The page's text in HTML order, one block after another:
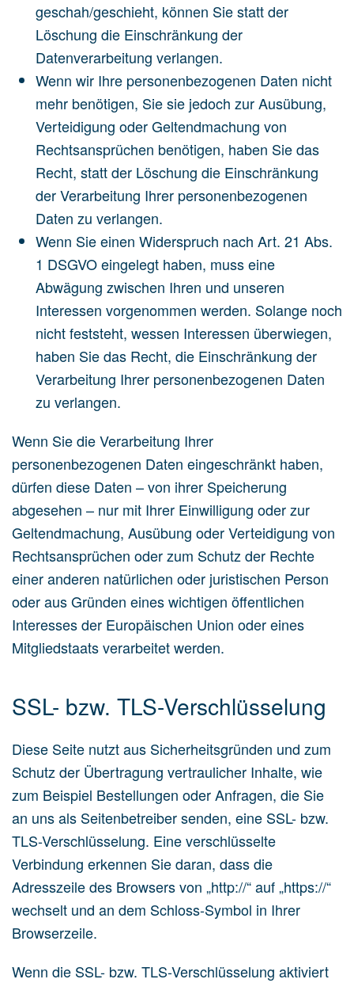
geschah/geschieht, können Sie statt der
Löschung die Einschränkung der
Datenverarbeitung verlangen.
Wenn wir Ihre personenbezogenen Daten nicht
mehr benötigen, Sie sie jedoch zur Ausübung,
Verteidigung oder Geltendmachung von
Rechtsansprüchen benötigen, haben Sie das
Recht, statt der Löschung die Einschränkung
der Verarbeitung Ihrer personenbezogenen
Daten zu verlangen.
Wenn Sie einen Widerspruch nach Art. 21 Abs.
1 DSGVO eingelegt haben, muss eine
Abwägung zwischen Ihren und unseren
Interessen vorgenommen werden. Solange noch
nicht feststeht, wessen Interessen überwiegen,
haben Sie das Recht, die Einschränkung der
Verarbeitung Ihrer personenbezogenen Daten
zu verlangen.
Wenn Sie die Verarbeitung Ihrer
personenbezogenen Daten eingeschränkt haben,
dürfen diese Daten – von ihrer Speicherung
abgesehen – nur mit Ihrer Einwilligung oder zur
Geltendmachung, Ausübung oder Verteidigung von
Rechtsansprüchen oder zum Schutz der Rechte
einer anderen natürlichen oder juristischen Person
oder aus Gründen eines wichtigen öffentlichen
Interesses der Europäischen Union oder eines
Mitgliedstaats verarbeitet werden.
SSL- bzw. TLS-Verschlüsselung
Diese Seite nutzt aus Sicherheitsgründen und zum
Schutz der Übertragung vertraulicher Inhalte, wie
zum Beispiel Bestellungen oder Anfragen, die Sie
an uns als Seitenbetreiber senden, eine SSL- bzw.
TLS-Verschlüsselung. Eine verschlüsselte
Verbindung erkennen Sie daran, dass die
Adresszeile des Browsers von „http://“ auf „https://“
wechselt und an dem Schloss-Symbol in Ihrer
Browserzeile.
Wenn die SSL- bzw. TLS-Verschlüsselung aktiviert